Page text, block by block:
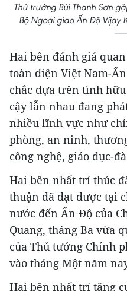
Thứ trưởng Bùi Thanh Sơn
Bộ Ngoại giao Ấn Độ Vijay
Hai bên đánh giá
toàn diện Việt Nam-
chắc dựa trên tình
cậy lẫn nhau đang
nhiều lĩnh vực như
phòng, an ninh,
công nghệ, giáo dục-
Hai bên nhất trí thúc
thuận đã đạt được tại
nước đến Ấn Độ của
Quang, tháng Ba vừa
của Thủ tướng Chính
vào tháng Một năm
Hai bên nhất trí tăng